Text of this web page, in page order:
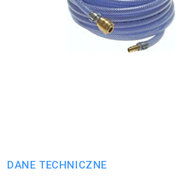
DANE TECHNICZNE